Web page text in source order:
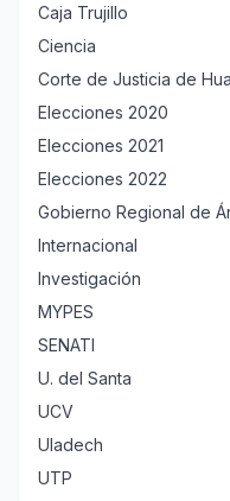
Caja Trujillo
Ciencia
Corte de Justicia de
Elecciones 2020
Elecciones 2021
Elecciones 2022
Gobierno Regional de
Internacional
Investigación
MYPES
SENATI
U. del Santa
UCV
Uladech
UTP